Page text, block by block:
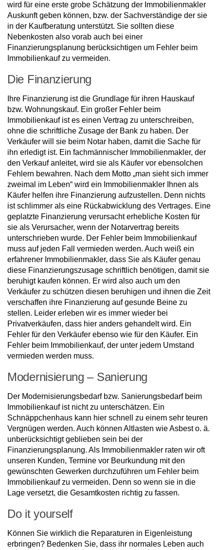
wird für eine erste grobe Schätzung der Immobilienmakler
Auskunft geben können, bzw. der Sachverständige der sie
in der Kaufberatung unterstützt. Sie sollten diese
Nebenkosten also vorab auch bei einer
Finanzierungsplanung berücksichtigen um Fehler beim
Immobilienkauf zu vermeiden.
Die Finanzierung
Ihre Finanzierung ist die Grundlage für ihren Hauskauf
bzw. Wohnungskauf. Ein großer Fehler beim
Immobilienkauf ist es einen Vertrag zu unterschreiben,
ohne die schriftliche Zusage der Bank zu haben. Der
Verkäufer will sie beim Notar haben, damit die Sache für
ihn erledigt ist. Ein fachmännischer Immobilienmakler, der
den Verkauf anleitet, wird sie als Käufer vor ebensolchen
Fehlern bewahren. Nach dem Motto „man sieht sich immer
zweimal im Leben“ wird ein Immobilienmakler Ihnen als
Käufer helfen ihre Finanzierung aufzustellen. Denn nichts
ist schlimmer als eine Rückabwicklung des Vertrages. Eine
geplatzte Finanzierung verursacht erhebliche Kosten für
sie als Verursacher, wenn der Notarvertrag bereits
unterschrieben wurde. Der Fehler beim Immobilienkauf
muss auf jeden Fall vermieden werden. Auch weiß ein
erfahrener Immobilienmakler, dass Sie als Käufer genau
diese Finanzierungszusage schriftlich benötigen, damit sie
beruhigt kaufen können. Er wird also auch um den
Verkäufer zu schützen diesen beruhigen und ihnen die Zeit
verschaffen ihre Finanzierung auf gesunde Beine zu
stellen. Leider erleben wir es immer wieder bei
Privatverkäufen, dass hier anders gehandelt wird. Ein
Fehler für den Verkäufer ebenso wie für den Käufer. Ein
Fehler beim Immobilienkauf, der unter jedem Umstand
vermieden werden muss.
Modernisierung – Sanierung
Der Modernisierungsbedarf bzw. Sanierungsbedarf beim
Immobilienkauf ist nicht zu unterschätzen. Ein
Schnäppchenhaus kann hier schnell zu einem sehr teuren
Vergnügen werden. Auch können Altlasten wie Asbest o. ä.
unberücksichtigt geblieben sein bei der
Finanzierungsplanung. Als Immobilienmakler raten wir oft
unseren Kunden, Termine vor Beurkundung mit den
gewünschten Gewerken durchzuführen um Fehler beim
Immobilienkauf zu vermeiden. Denn so wenn sie in die
Lage versetzt, die Gesamtkosten richtig zu fassen.
Do it yourself
Können Sie wirklich die Reparaturen in Eigenleistung
erbringen? Bedenken Sie, dass ihr normales Leben auch